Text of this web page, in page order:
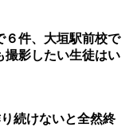
６件、大垣駅前校で
撮影したい生徒はい
続けないと全然終